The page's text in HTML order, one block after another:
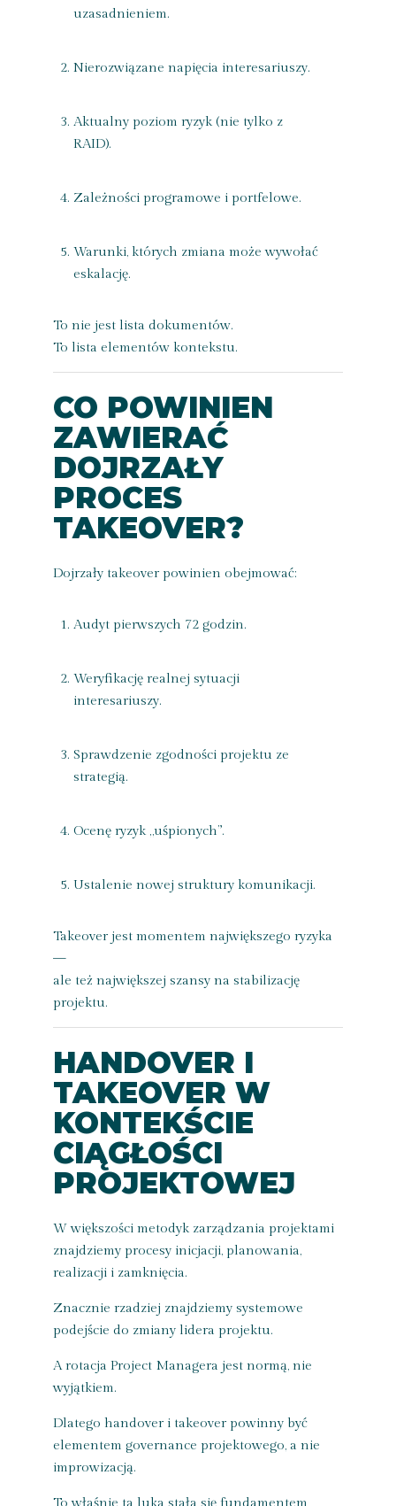
uzasadnieniem.
Nierozwiązane napięcia interesariuszy.
Aktualny poziom ryzyk (nie tylko z
RAID).
Zależności programowe i portfelowe.
Warunki, których zmiana może wywołać
eskalację.
To nie jest lista dokumentów.
To lista elementów kontekstu.
CO POWINIEN
ZAWIERAĆ
DOJRZAŁY
PROCES
TAKEOVER?
Dojrzały takeover powinien obejmować:
Audyt pierwszych 72 godzin.
Weryfikację realnej sytuacji
interesariuszy.
Sprawdzenie zgodności projektu ze
strategią.
Ocenę ryzyk „uśpionych”.
Ustalenie nowej struktury komunikacji.
Takeover jest momentem największego ryzyka
—
ale też największej szansy na stabilizację
projektu.
HANDOVER I
TAKEOVER W
KONTEKŚCIE
CIĄGŁOŚCI
PROJEKTOWEJ
W większości metodyk zarządzania projektami
znajdziemy procesy inicjacji, planowania,
realizacji i zamknięcia.
Znacznie rzadziej znajdziemy systemowe
podejście do zmiany lidera projektu.
A rotacja Project Managera jest normą, nie
wyjątkiem.
Dlatego handover i takeover powinny być
elementem governance projektowego, a nie
improwizacją.
To właśnie ta luka stała się fundamentem